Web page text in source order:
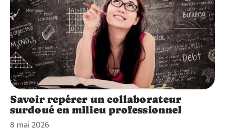
Savoir repérer un collaborateur
surdoué en milieu professionnel
8 mai 2026